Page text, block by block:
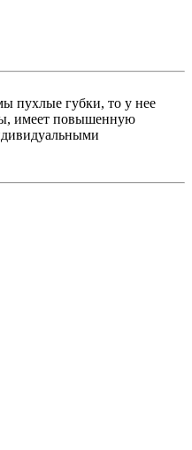
пухлые губки, то у нее
имеет повышенную